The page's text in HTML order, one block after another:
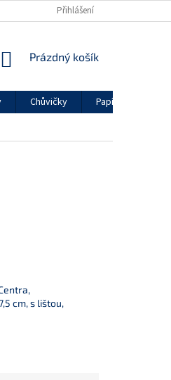
Přihlášení
NÁKUPNÍ
Prázdný košík
Chůvičky
Papírenské zboží
cm, s lištou,